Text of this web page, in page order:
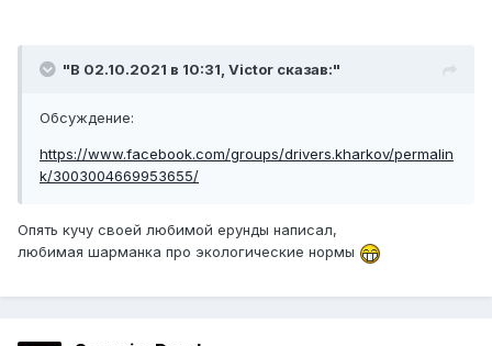
"В 02.10.2021 в 10:31, Victor сказав:"
Обсуждение:
https://www.facebook.com/groups/drivers.kharkov/permalin
k/3003004669953655/
Опять кучу своей любимой ерунды написал,
любимая шарманка про экологические нормы